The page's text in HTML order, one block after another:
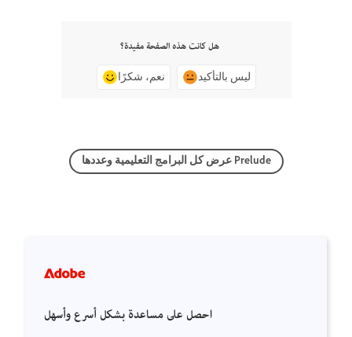
هل كانت هذه الصفحة مفيدة؟
نعم، شكرًا ليس بالتأكيد
عرض كل البرامج التعليمية وعددها Prelude
احصل على مساعدة بشكل أسرع وأسهل